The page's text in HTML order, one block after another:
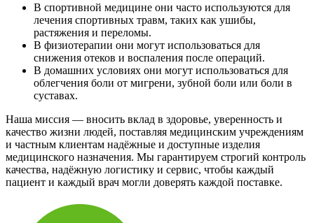
В спортивной медицине они часто используются для
лечения спортивных травм, таких как ушибы,
растяжения и переломы.
В физиотерапии они могут использоваться для
снижения отеков и воспаления после операций.
В домашних условиях они могут использоваться для
облегчения боли от мигрени, зубной боли или боли в
суставах.
Наша миссия — вносить вклад в здоровье, уверенность и
качество жизни людей, поставляя медицинским учреждениям
и частным клиентам надёжные и доступные изделия
медицинского назначения. Мы гарантируем строгий контроль
качества, надёжную логистику и сервис, чтобы каждый
пациент и каждый врач могли доверять каждой поставке.